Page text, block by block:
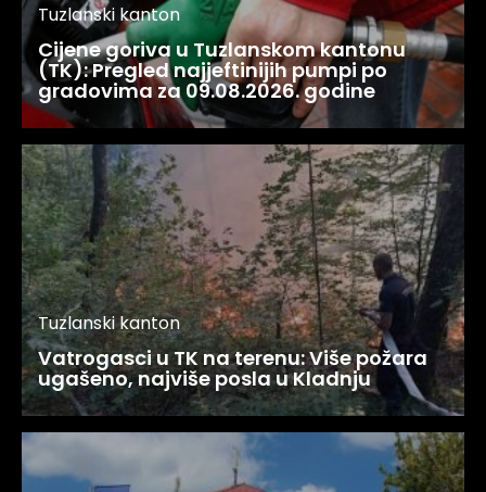
Tuzlanski kanton
Cijene goriva u Tuzlanskom kantonu
(TK): Pregled najjeftinijih pumpi po
gradovima za 09.08.2026. godine
Tuzlanski kanton
Vatrogasci u TK na terenu: Više požara
ugašeno, najviše posla u Kladnju